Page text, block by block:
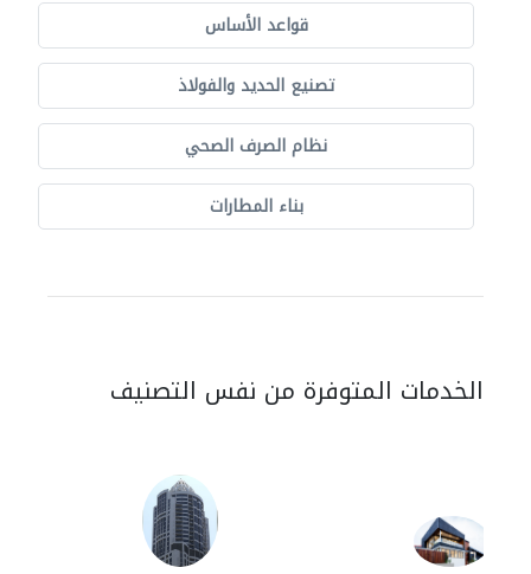
قواعد الأساس
تصنيع الحديد والفولاذ
نظام الصرف الصحي
بناء المطارات
الخدمات المتوفرة من نفس التصنيف